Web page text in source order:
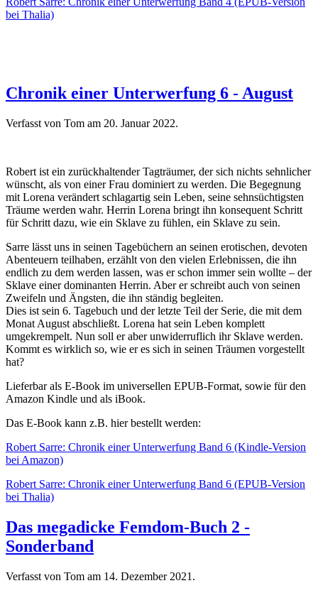
bei Thalia)
Chronik einer Unterwerfung 6 - August
Verfasst von Tom am 20. Januar 2022.
Robert ist ein zurückhaltender Tagträumer, der sich nichts sehnlicher
wünscht, als von einer Frau dominiert zu werden. Die Begegnung
mit Lorena verändert schlagartig sein Leben, seine sehnsüchtigsten
Träume werden wahr. Herrin Lorena bringt ihn konsequent Schritt
für Schritt dazu, wie ein Sklave zu fühlen, ein Sklave zu sein.
Sarre lässt uns in seinen Tagebüchern an seinen erotischen, devoten
Abenteuern teilhaben, erzählt von den vielen Erlebnissen, die ihn
endlich zu dem werden lassen, was er schon immer sein wollte – der
Sklave einer dominanten Herrin. Aber er schreibt auch von seinen
Zweifeln und Ängsten, die ihn ständig begleiten.
Dies ist sein 6. Tagebuch und der letzte Teil der Serie, die mit dem
Monat August abschließt. Lorena hat sein Leben komplett
umgekrempelt. Nun soll er aber unwiderruflich ihr Sklave werden.
Kommt es wirklich so, wie er es sich in seinen Träumen vorgestellt
hat?
Lieferbar als E-Book im universellen EPUB-Format, sowie für den
Amazon Kindle und als iBook.
Das E-Book kann z.B. hier bestellt werden:
Robert Sarre: Chronik einer Unterwerfung Band 6 (Kindle-Version
bei Amazon)
Robert Sarre: Chronik einer Unterwerfung Band 6 (EPUB-Version
bei Thalia)
Das megadicke Femdom-Buch 2 -
Sonderband
Verfasst von Tom am 14. Dezember 2021 .